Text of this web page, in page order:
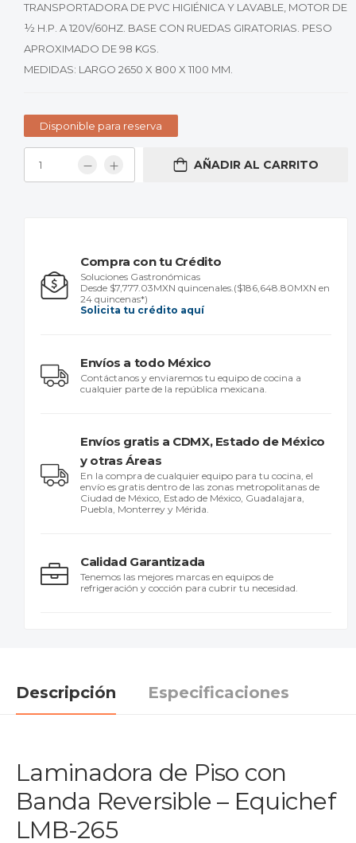
TRANSPORTADORA DE PVC HIGIÉNICA Y LAVABLE, MOTOR DE
½ H.P. A 120V/60HZ. BASE CON RUEDAS GIRATORIAS. PESO
APROXIMADO DE 98 KGS.
MEDIDAS: LARGO 2650 X 800 X 1100 MM.
Disponible para reserva
AÑADIR AL CARRITO
Compra con tu Crédito
Soluciones Gastronómicas
Desde $7,777.03MXN quincenales.($186,648.80MXN en
24 quincenas*)
Solicita tu crédito aquí
Envíos a todo México
Contáctanos y enviaremos tu equipo de cocina a
cualquier parte de la república mexicana.
Envíos gratis a CDMX, Estado de México
y otras Áreas
En la compra de cualquier equipo para tu cocina, el
envío es gratis dentro de las zonas metropolitanas de
Ciudad de México, Estado de México, Guadalajara,
Puebla, Monterrey y Mérida.
Calidad Garantizada
Tenemos las mejores marcas en equipos de
refrigeración y cocción para cubrir tu necesidad.
Descripción Especificaciones
Laminadora de Piso con
Banda Reversible – Equichef
LMB-265